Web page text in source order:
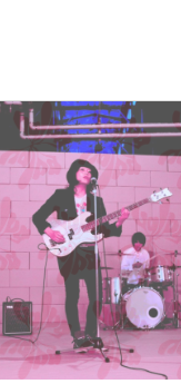
HOME
ABOUT
LIVE
VIDEO
DISCOGRAPHY